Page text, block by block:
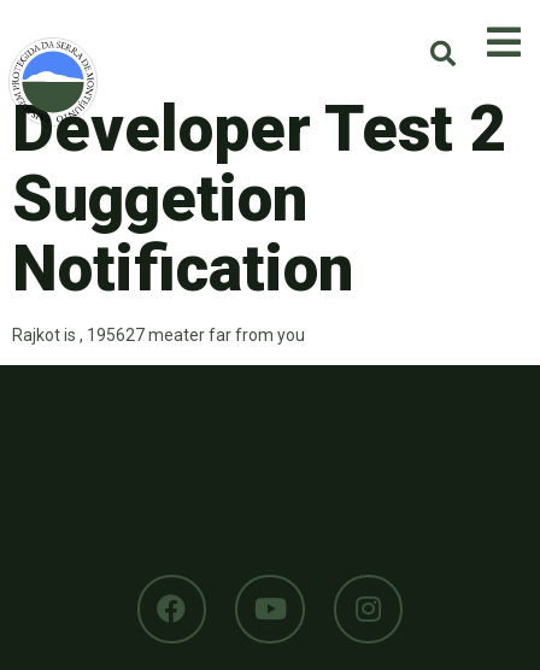
Developer Test 2
Suggetion
Notification
Rajkot is , 195627 meater far from you